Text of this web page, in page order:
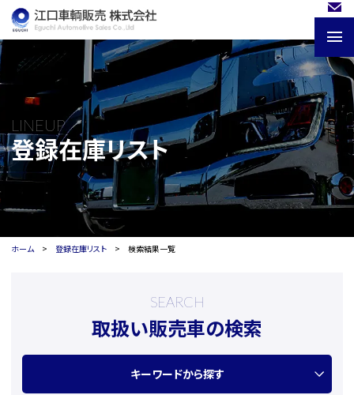
LINEUP
登録在庫リスト
ホーム 登録在庫リスト 検索結果一覧
SEARCH
取扱い販売車の検索
キーワードから探す